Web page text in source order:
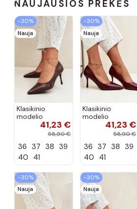
NAUJAUSIOS PREKĖS
−30%
Nauja
Klasikinio
modelio
aukštakulniai
šokolado
spalvos Nesha
41,23 €
58,90 €
36 37 38 39
40 41
−30%
Nauja
Klasikinio
modelio
aukštakulniai
bordo spalvos
Nesha
41,23 €
58,90 €
36 37 38 39
40 41
−30%
Nauja
−30%
Nauja